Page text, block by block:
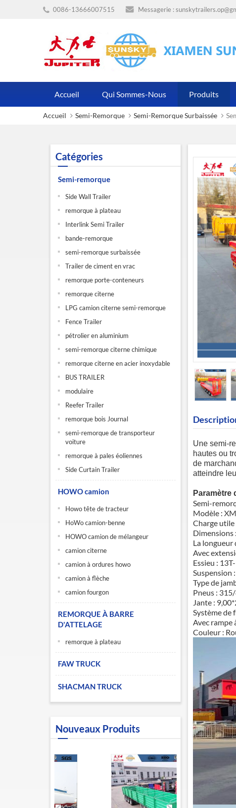
0086-13666007515 Messagerie :
Accueil Qui Sommes-Nous Produits
Accueil Semi-Remorque Semi-Remorque Surbaissée
Catégories
Semi-remorque
Side Wall Trailer
remorque à plateau
Interlink Semi Trailer
bande-remorque
semi-remorque surbaissée
Trailer de ciment en vrac
remorque porte-conteneurs
remorque citerne
LPG camion citerne semi-remorque
Fence Trailer
pétrolier en aluminium
semi-remorque citerne chimique
remorque citerne en acier inoxydable
BUS TRAILER
modulaire
Reefer Trailer
remorque bois Journal
semi-remorque de transporteur
voiture
remorque à pales éoliennes
Side Curtain Trailer
HOWO camion
Howo tête de tracteur
HoWo camion-benne
HOWO camion de mélangeur
camion citerne
camion à ordures howo
camion à flèche
camion fourgon
REMORQUE À BARRE
D'ATTELAGE
remorque à plateau
FAW TRUCK
SHACMAN TRUCK
Nouveaux Produits
Une semi-
hautes ou
de
atteindre
Paramètre
Semi-
Modèle :
Charge utile
Dimensions
La longueur
Avec
Essieu :
Suspension
Type de
Pneus :
Jante :
Système de
Avec rampe
Couleur :